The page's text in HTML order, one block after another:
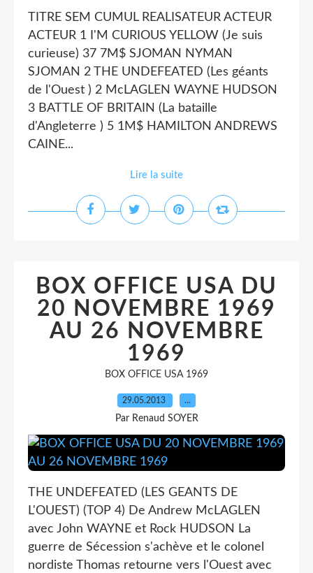
TITRE SEM CUMUL REALISATEUR ACTEUR
ACTEUR 1 I'M CURIOUS YELLOW (Je suis
curieuse) 37 7M$ SJOMAN NYMAN
SJOMAN 2 THE UNDEFEATED (Les géants
de l'Ouest ) 2 McLAGLEN WAYNE HUDSON
3 BATTLE OF BRITAIN (La bataille
d'Angleterre ) 5 1M$ HAMILTON ANDREWS
CAINE...
Lire la suite
BOX OFFICE USA DU
20 NOVEMBRE 1969
AU 26 NOVEMBRE
1969
BOX OFFICE USA 1969
29.05.2013 …
Par Renaud SOYER
THE UNDEFEATED (LES GEANTS DE
L'OUEST) (TOP 4) De Andrew McLAGLEN
avec John WAYNE et Rock HUDSON La
guerre de Sécession s'achève et le colonel
nordiste Thomas retourne vers l'Ouest avec